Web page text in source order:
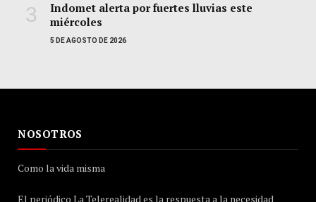
Indomet alerta por fuertes lluvias este
miércoles
5 DE AGOSTO DE 2026
NOSOTROS
Como la vida misma
El periódico La Telerealidad es la respuesta a la necesidad